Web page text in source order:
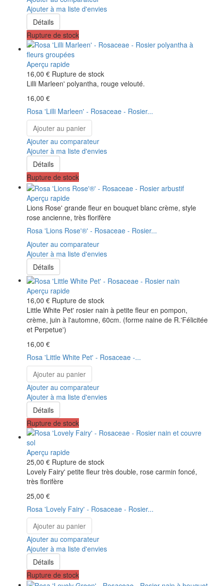
Ajouter à ma liste d'envies
Détails
Rupture de stock
Aperçu rapide
16,00 € Rupture de stock
Lilli Marleen' polyantha, rouge velouté.
16,00 €
Rosa 'Lilli Marleen' - Rosaceae - Rosier...
Ajouter au panier
Ajouter au comparateur
Ajouter à ma liste d'envies
Détails
Rupture de stock
Aperçu rapide
Lions Rose' grande fleur en bouquet blanc crème, style
rose ancienne, très florifère
Rosa 'Lions Rose'®' - Rosaceae - Rosier...
Ajouter au comparateur
Ajouter à ma liste d'envies
Détails
Aperçu rapide
16,00 € Rupture de stock
Little White Pet' rosier nain à petite fleur en pompon,
crème, juin à l'automne, 60cm. (forme naine de R.'Félicitée
et Perpetue')
16,00 €
Rosa 'Little White Pet' - Rosaceae -...
Ajouter au panier
Ajouter au comparateur
Ajouter à ma liste d'envies
Détails
Rupture de stock
Aperçu rapide
25,00 € Rupture de stock
Lovely Fairy' petite fleur très double, rose carmin foncé,
très florifère
25,00 €
Rosa 'Lovely Fairy' - Rosaceae - Rosier...
Ajouter au panier
Ajouter au comparateur
Ajouter à ma liste d'envies
Détails
Rupture de stock